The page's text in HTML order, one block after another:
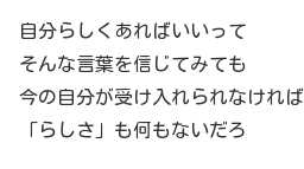
自分らしくあればいいって
そんな言葉を信じてみても
今の自分が受け入れられなければ
「らしさ」も何もないだろ